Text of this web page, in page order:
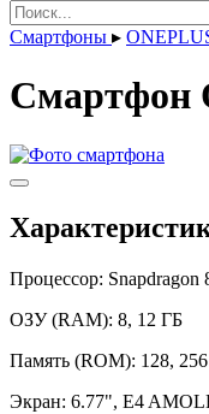
Смартфоны ▸
Смартфон
Процессор: Snapdragon
ОЗУ (RAM): 8, 12 ГБ
Память (ROM): 128,
Экран: 6.77", E4